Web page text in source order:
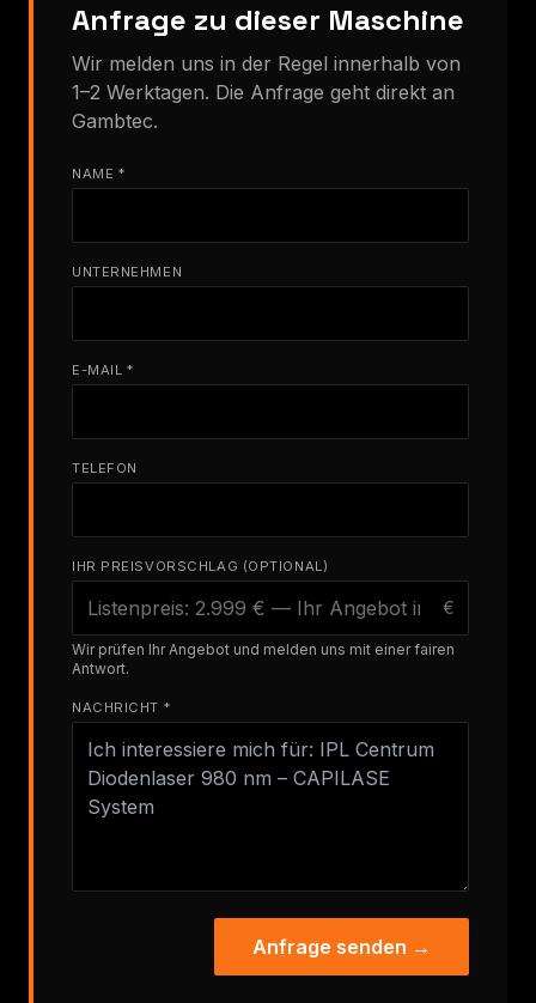
Anfrage zu dieser Maschine
Wir melden uns in der Regel innerhalb von
1–2 Werktagen. Die Anfrage geht direkt an
Gambtec.
NAME *
UNTERNEHMEN
E-MAIL *
TELEFON
IHR PREISVORSCHLAG (OPTIONAL)
€
Wir prüfen Ihr Angebot und melden uns mit einer fairen
Antwort.
NACHRICHT *
Anfrage senden →